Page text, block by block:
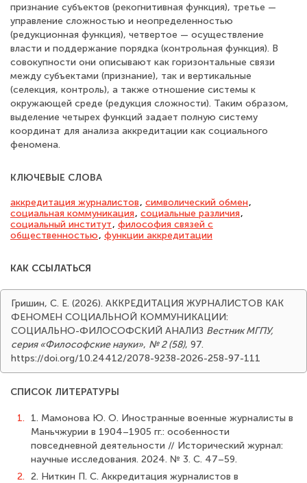
признание субъектов (рекогнитивная функция), третье —
управление сложностью и неопределенностью
(редукционная функция), четвертое — осуществление
власти и поддержание порядка (контрольная функция). В
совокупности они описывают как горизонтальные связи
между субъектами (признание), так и вертикальные
(селекция, контроль), а также отношение системы к
окружающей среде (редукция сложности). Таким образом,
выделение четырех функций задает полную систему
координат для анализа аккредитации как социального
феномена.
КЛЮЧЕВЫЕ СЛОВА
аккредитация журналистов, символический обмен,
социальная коммуникация, социальные различия,
социальный институт, философия связей с
общественностью, функции аккредитации
КАК ССЫЛАТЬСЯ
Гришин, С. Е. (2026). АККРЕДИТАЦИЯ ЖУРНАЛИСТОВ КАК
ФЕНОМЕН СОЦИАЛЬНОЙ КОММУНИКАЦИИ:
СОЦИАЛЬНО-ФИЛОСОФСКИЙ АНАЛИЗ Вестник МГПУ,
серия «Философские науки», № 2 (58), 97.
https://doi.org/10.24412/2078-9238-2026-258-97-111
СПИСОК ЛИТЕРАТУРЫ
1.
1. Мамонова Ю. О. Иностранные военные журналисты в
Маньчжурии в 1904–1905 гг.: особенности
повседневной деятельности // Исторический журнал:
научные исследования. 2024. № 3. С. 47–59.
2. 2. Ниткин П. С. Аккредитация журналистов в